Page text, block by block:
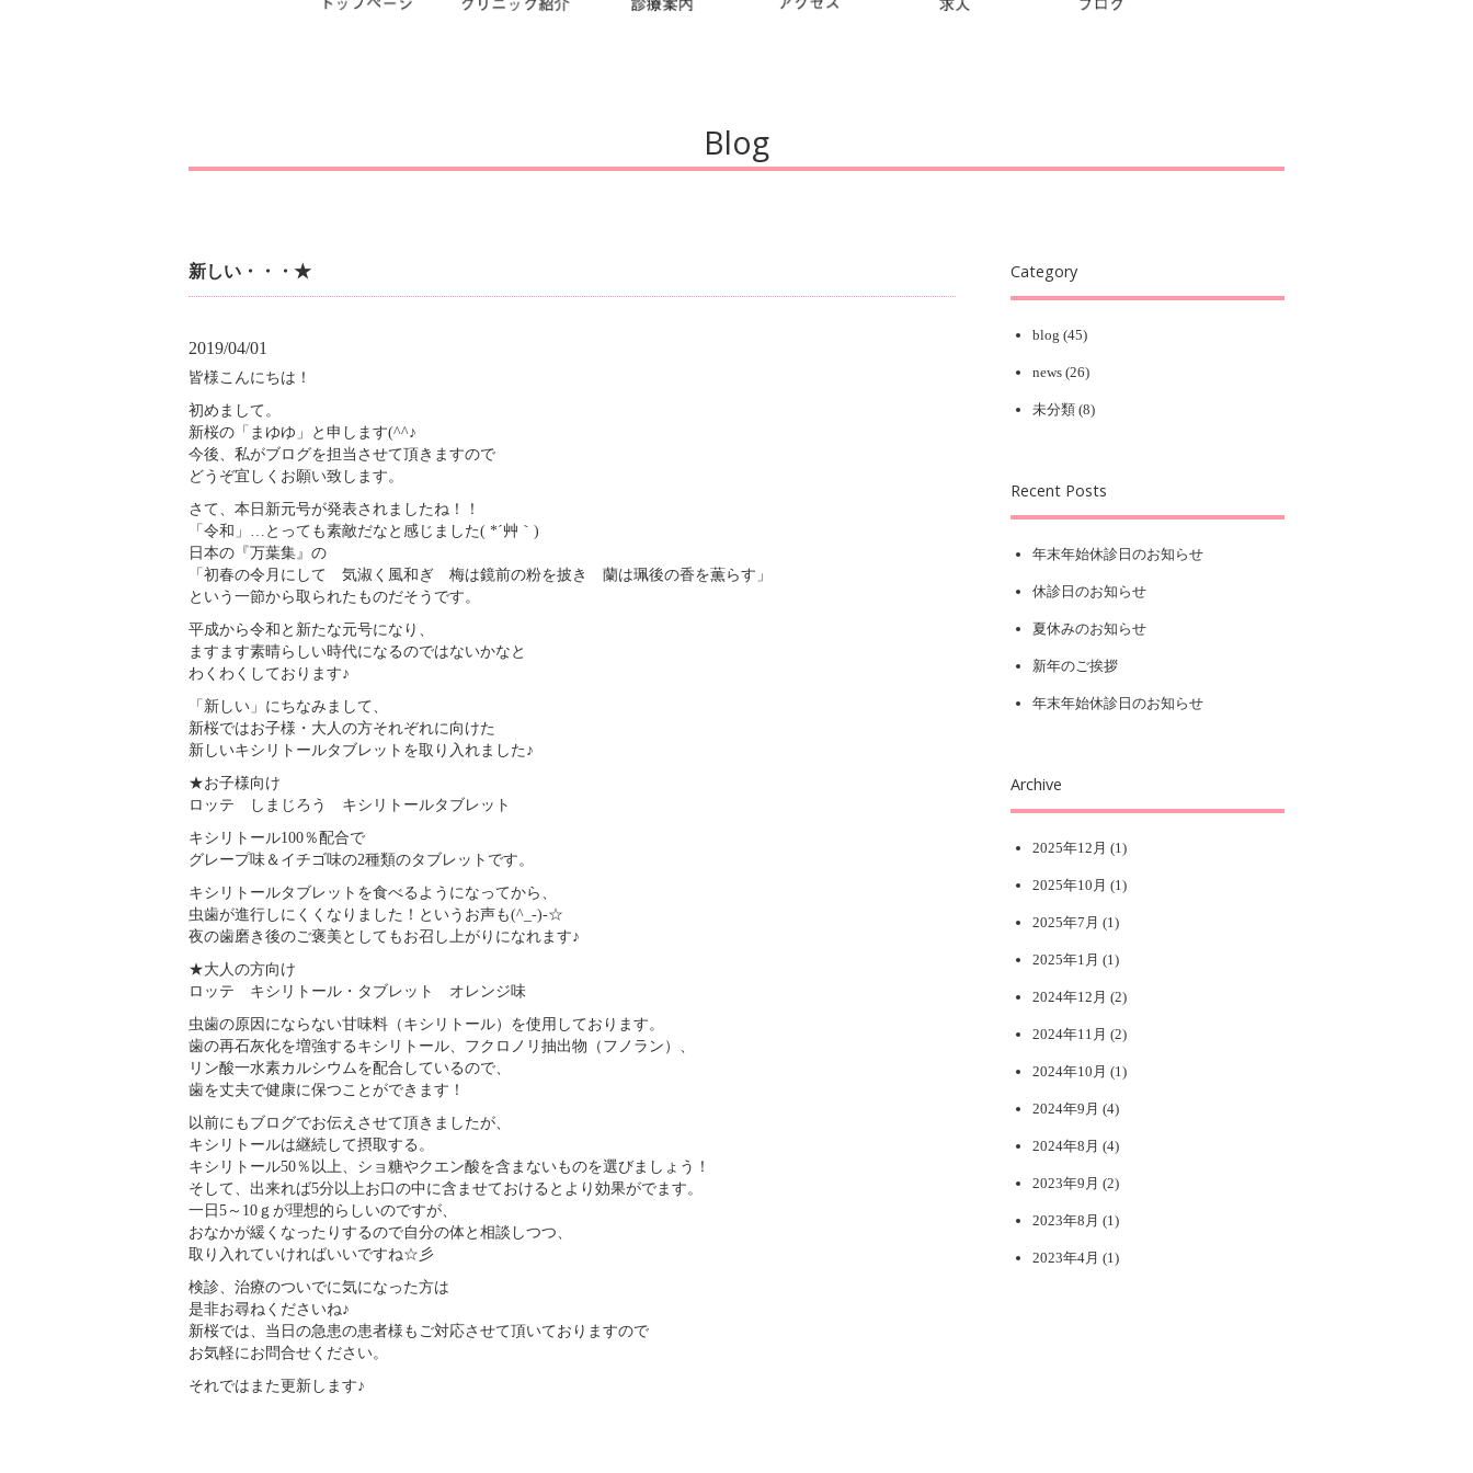
Blog
新しい・・・★
2019/04/01
皆様こんにちは！
初めまして。
新桜の「まゆゆ」と申します(^^♪
今後、私がブログを担当させて頂きますので
どうぞ宜しくお願い致します。
さて、本日新元号が発表されましたね！！
「令和」…とっても素敵だなと感じました( *´艸｀)
日本の『万葉集』の
「初春の令月にして 気淑く風和ぎ 梅は鏡前の粉を披き 蘭は珮後の香を薫らす」
という一節から取られたものだそうです。
平成から令和と新たな元号になり、
ますます素晴らしい時代になるのではないかなと
わくわくしております♪
「新しい」にちなみまして、
新桜ではお子様・大人の方それぞれに向けた
新しいキシリトールタブレットを取り入れました♪
★お子様向け
ロッテ しまじろう キシリトールタブレット
キシリトール100％配合で
グレープ味＆イチゴ味の2種類のタブレットです。
キシリトールタブレットを食べるようになってから、
虫歯が進行しにくくなりました！というお声も(^_-)-☆
夜の歯磨き後のご褒美としてもお召し上がりになれます♪
★大人の方向け
ロッテ キシリトール・タブレット オレンジ味
虫歯の原因にならない甘味料（キシリトール）を使用しております。
歯の再石灰化を増強するキシリトール、フクロノリ抽出物（フノラン）、
リン酸一水素カルシウムを配合しているので、
歯を丈夫で健康に保つことができます！
以前にもブログでお伝えさせて頂きましたが、
キシリトールは継続して摂取する。
キシリトール50％以上、ショ糖やクエン酸を含まないものを選びましょう！
そして、出来れば5分以上お口の中に含ませておけるとより効果がでます。
一日5～10ｇが理想的らしいのですが、
おなかが緩くなったりするので自分の体と相談しつつ、
取り入れていければいいですね☆彡
検診、治療のついでに気になった方は
是非お尋ねくださいね♪
新桜では、当日の急患の患者様もご対応させて頂いておりますので
お気軽にお問合せください。
それではまた更新します♪
Category
blog (45)
news (26)
未分類 (8)
Recent Posts
年末年始休診日のお知らせ
休診日のお知らせ
夏休みのお知らせ
新年のご挨拶
年末年始休診日のお知らせ
Archive
2025年12月 (1)
2025年10月 (1)
2025年7月 (1)
2025年1月 (1)
2024年12月 (2)
2024年11月 (2)
2024年10月 (1)
2024年9月 (4)
2024年8月 (4)
2023年9月 (2)
2023年8月 (1)
2023年4月 (1)